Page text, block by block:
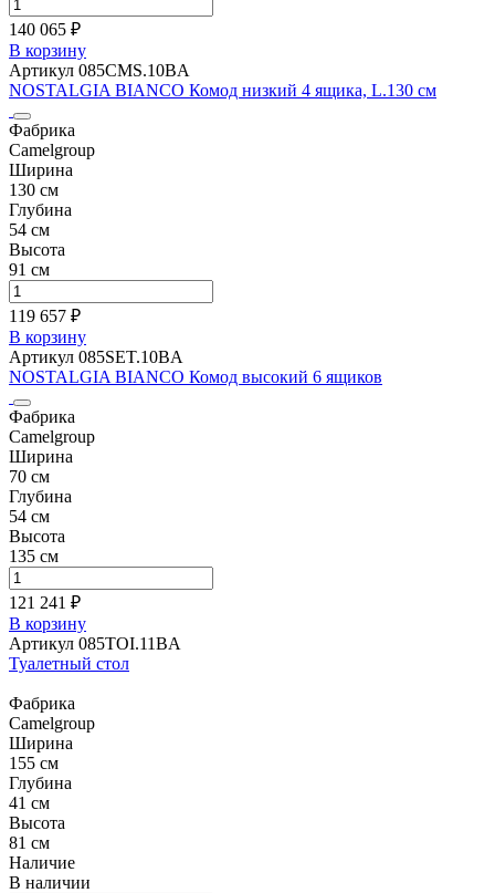
140 065 ₽
В корзину
Артикул 085CMS.10BA
NOSTALGIA BIANCO Комод низкий 4 ящика, L.130 см
Фабрика
Camelgroup
Ширина
130 см
Глубина
54 см
Высота
91 см
119 657 ₽
В корзину
Артикул 085SET.10BA
NOSTALGIA BIANCO Комод высокий 6 ящиков
Фабрика
Camelgroup
Ширина
70 см
Глубина
54 см
Высота
135 см
121 241 ₽
В корзину
Артикул 085TOI.11BA
Туалетный стол
Фабрика
Camelgroup
Ширина
155 см
Глубина
41 см
Высота
81 см
Наличие
В наличии